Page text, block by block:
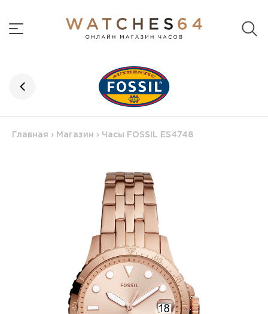
Главная › Магазин › Часы FOSSIL ES4748